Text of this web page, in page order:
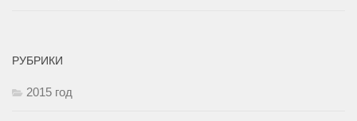
РУБРИКИ
2015 год